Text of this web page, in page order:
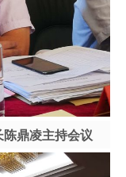
鼎凌主持会议